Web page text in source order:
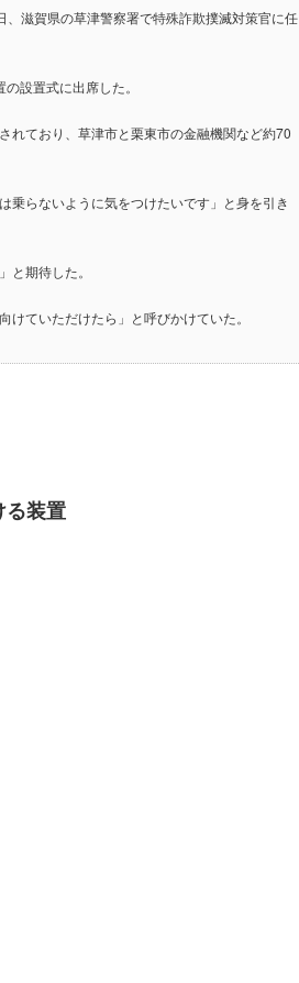
滋賀県の草津警察署で特殊詐欺撲滅対策官に任
設置式に出席した。
れており、草津市と栗東市の金融機関など約70
乗らないように気をつけたいです」と身を引き
期待した。
ていただけたら」と呼びかけていた。
る装置